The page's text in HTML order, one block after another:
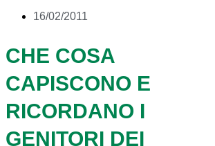
16/02/2011
CHE COSA
CAPISCONO E
RICORDANO I
GENITORI DEI